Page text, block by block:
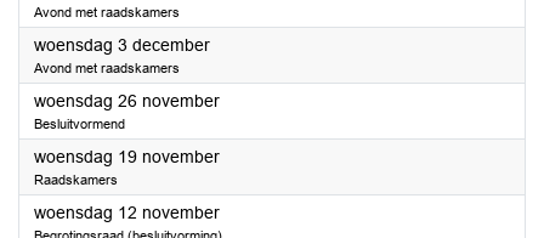
Avond met raadskamers
woensdag 3 december2025
Avond met raadskamers
woensdag 26 november2025
Besluitvormend
woensdag 19 november2025
Raadskamers
woensdag 12 november2025